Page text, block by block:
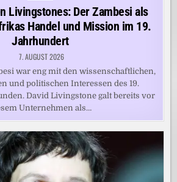
Livingstones: Der Zambesi als
Handel und Mission im 19.
Jahrhundert
7. AUGUST 2026
war eng mit den wissenschaftlichen,
und politischen Interessen des 19.
David Livingstone galt bereits vor
Unternehmen als…